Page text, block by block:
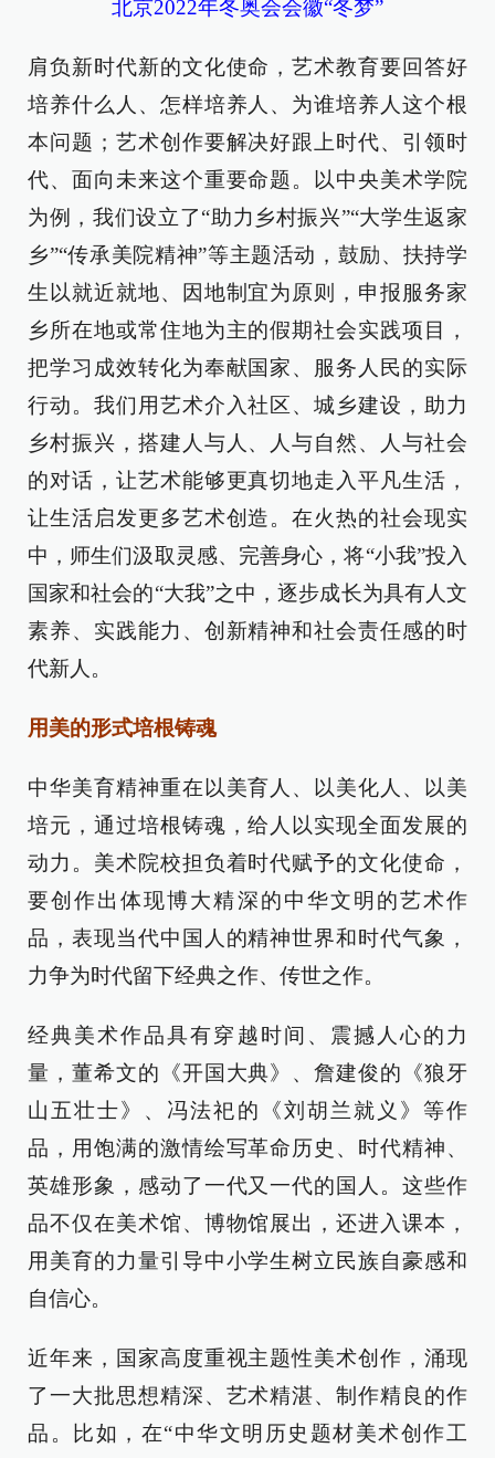
北京2022年冬奥会会徽“冬梦”
肩负新时代新的文化使命，艺术教育要回答好
培养什么人、怎样培养人、为谁培养人这个根
本问题；艺术创作要解决好跟上时代、引领时
代、面向未来这个重要命题。以中央美术学院
为例，我们设立了“助力乡村振兴”“大学生返家
乡”“传承美院精神”等主题活动，鼓励、扶持学
生以就近就地、因地制宜为原则，申报服务家
乡所在地或常住地为主的假期社会实践项目，
把学习成效转化为奉献国家、服务人民的实际
行动。我们用艺术介入社区、城乡建设，助力
乡村振兴，搭建人与人、人与自然、人与社会
的对话，让艺术能够更真切地走入平凡生活，
让生活启发更多艺术创造。在火热的社会现实
中，师生们汲取灵感、完善身心，将“小我”投入
国家和社会的“大我”之中，逐步成长为具有人文
素养、实践能力、创新精神和社会责任感的时
代新人。
用美的形式培根铸魂
中华美育精神重在以美育人、以美化人、以美
培元，通过培根铸魂，给人以实现全面发展的
动力。美术院校担负着时代赋予的文化使命，
要创作出体现博大精深的中华文明的艺术作
品，表现当代中国人的精神世界和时代气象，
力争为时代留下经典之作、传世之作。
经典美术作品具有穿越时间、震撼人心的力
量，董希文的《开国大典》、詹建俊的《狼牙
山五壮士》、冯法祀的《刘胡兰就义》等作
品，用饱满的激情绘写革命历史、时代精神、
英雄形象，感动了一代又一代的国人。这些作
品不仅在美术馆、博物馆展出，还进入课本，
用美育的力量引导中小学生树立民族自豪感和
自信心。
近年来，国家高度重视主题性美术创作，涌现
了一大批思想精深、艺术精湛、制作精良的作
品。比如，在“中华文明历史题材美术创作工